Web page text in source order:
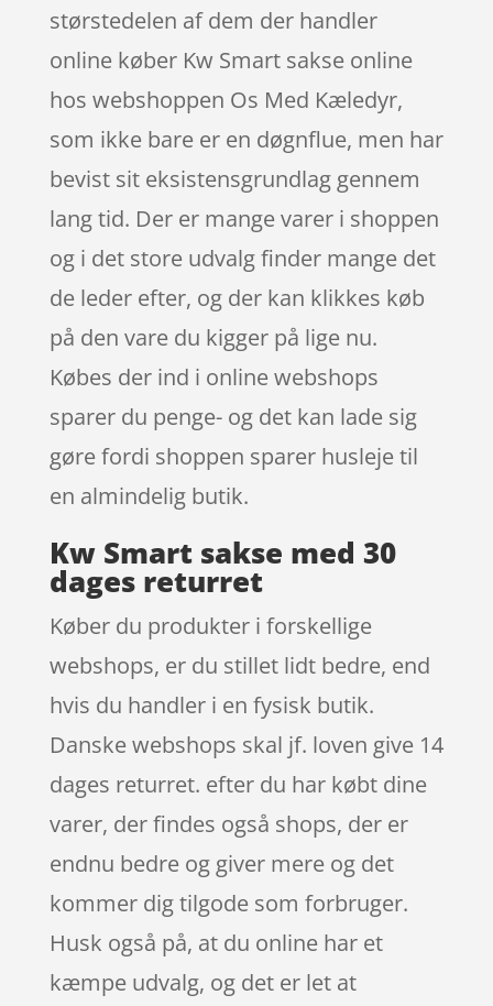
størstedelen af dem der handler
online køber Kw Smart sakse online
hos webshoppen Os Med Kæledyr,
som ikke bare er en døgnflue, men har
bevist sit eksistensgrundlag gennem
lang tid. Der er mange varer i shoppen
og i det store udvalg finder mange det
de leder efter, og der kan klikkes køb
på den vare du kigger på lige nu.
Købes der ind i online webshops
sparer du penge- og det kan lade sig
gøre fordi shoppen sparer husleje til
en almindelig butik.
Kw Smart sakse med 30
dages returret
Køber du produkter i forskellige
webshops, er du stillet lidt bedre, end
hvis du handler i en fysisk butik.
Danske webshops skal jf. loven give 14
dages returret. efter du har købt dine
varer, der findes også shops, der er
endnu bedre og giver mere og det
kommer dig tilgode som forbruger.
Husk også på, at du online har et
kæmpe udvalg, og det er let at